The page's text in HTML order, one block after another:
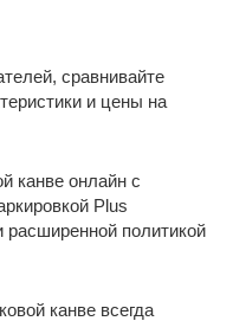
сравнивайте
и цены на
канве онлайн с
Plus
расширенной политикой
канве всегда